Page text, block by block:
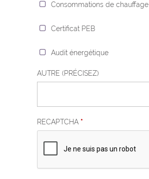
Consommations de chauffage
Certificat PEB
Audit énergétique
AUTRE (PRÉCISEZ)
RECAPTCHA *